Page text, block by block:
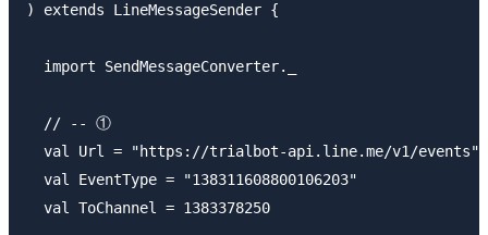
) extends LineMessageSender {
  import SendMessageConverter._
  // -- ①
  val Url = "https://trialbot-api.line.me/v1/events"
  val EventType = "138311608800106203"
  val ToChannel = 1383378250